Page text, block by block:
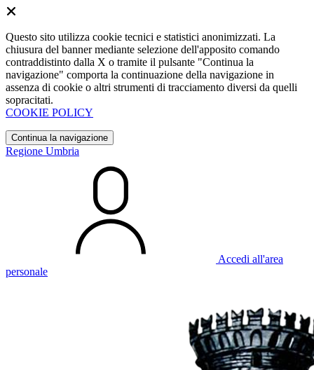
Questo sito utilizza cookie tecnici e statistici anonimizzati. La
chiusura del banner mediante selezione dell'apposito comando
contraddistinto dalla X o tramite il pulsante "Continua la
navigazione" comporta la continuazione della navigazione in
assenza di cookie o altri strumenti di tracciamento diversi da quelli
sopracitati.
COOKIE POLICY
Continua la navigazione
Regione Umbria
Accedi all'area
personale